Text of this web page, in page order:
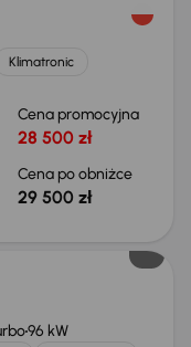
Klimatronic
Cena promocyjna
28 500 zł
Cena po obniżce
29 500 zł
96 kW